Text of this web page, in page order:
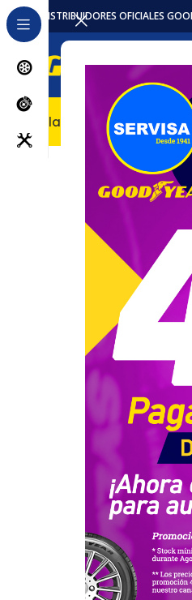
DISTRIBUIDORES OFICIALES
Llantas Accesorios /
Llantas Camion